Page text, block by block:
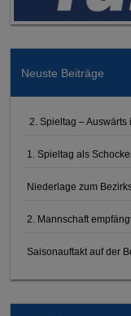
Neuste Beiträge
2. Spieltag –
1. Spieltag als
Niederlage zum
2. Mannschaft
Saisonauftakt auf der